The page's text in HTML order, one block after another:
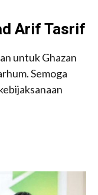
Arif Tasrif
untuk Ghazan
Semoga